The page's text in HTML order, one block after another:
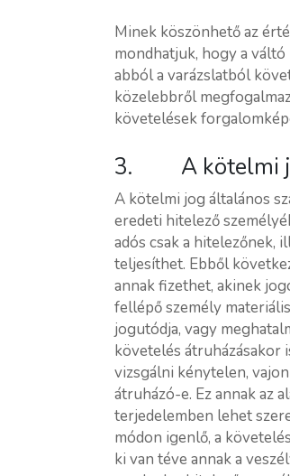
Minek köszönhető az
mondhatjuk, hogy a
abból a varázslatból
közelebbről
követelések
3. A kötelmi
A kötelmi jog általános
eredeti hitelező
adós csak a hitelezőnek,
teljesíthet. Ebből
annak fizethet, akinek
fellépő személy
jogutódja, vagy
követelés átruházásakor
vizsgálni kénytelen,
átruházó-e. Ez annak az
terjedelemben lehet
módon igenlő, a
ki van téve annak a